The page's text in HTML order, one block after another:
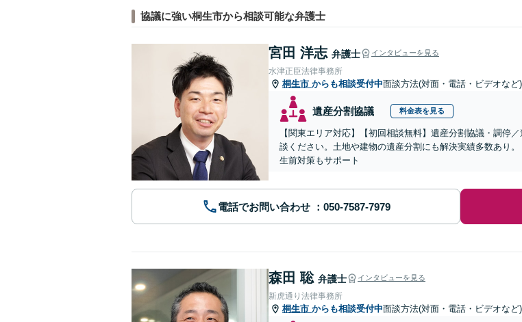
協議に強い桐生市から相談可能な弁護士
宮田 洋志 弁護士 インタビューを見る
水津正臣法律事務所
桐生市 からも相談受付中面談方法(対面・電話・ビデオなど
遺産分割協議 料金表を見る
【関東エリア対応】【初回相談無料】遺産分割協議・調停
談ください。土地や建物の遺産分割にも解決実績多数あり
生前対策もサポート
電話でお問い合わせ
森田 聡 弁護士 インタビューを見る
新虎通り法律事務所
桐生市 からも相談受付中面談方法(対面・電話・ビデオなど